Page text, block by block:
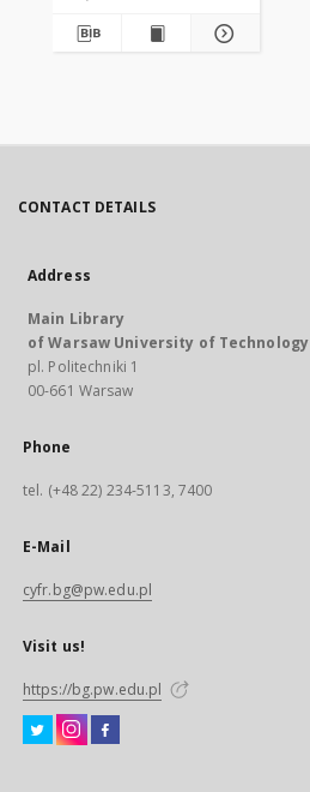
Permska).
CONTACT DETAILS
Address
Main Library
of Warsaw University of Technology
pl. Politechniki 1
00-661 Warsaw
Phone
tel. (+48 22) 234-5113, 7400
E-Mail
cyfr.bg@pw.edu.pl
Visit us!
https://bg.pw.edu.pl